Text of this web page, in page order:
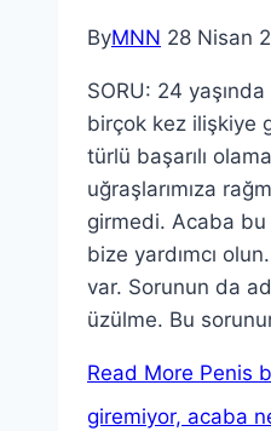
ByMNN 28 Nisan
SORU: 24
birçok kez ilişkiye
türlü başarılı
uğraşlarımıza
girmedi. Acaba
bize yardımcı
var. Sorunun da
üzülme. Bu
Read More Penis
giremiyor, acaba